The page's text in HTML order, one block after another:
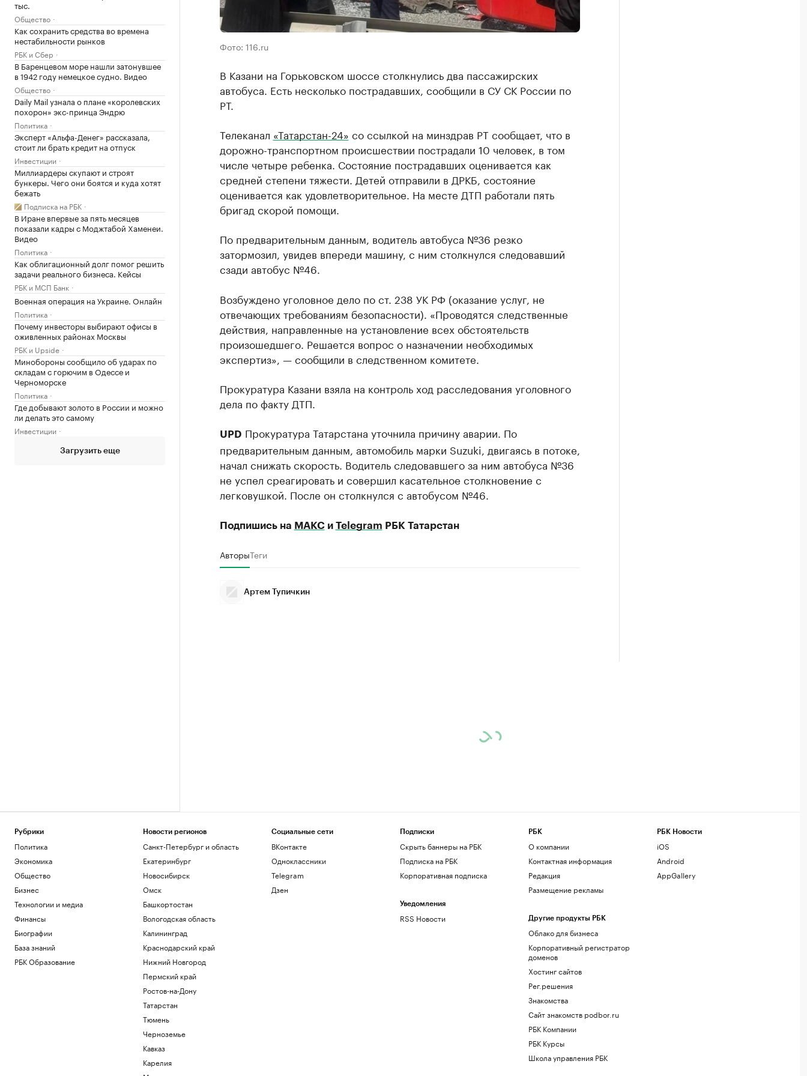
тыс.
Общество
Как сохранить средства во времена
нестабильности рынков
РБК и Сбер
В Баренцевом море нашли затонувшее
в 1942 году немецкое судно. Видео
Общество
Daily Mail узнала о плане «королевских
похорон» экс-принца Эндрю
Политика
Эксперт «Альфа-Денег» рассказала,
стоит ли брать кредит на отпуск
Инвестиции
Миллиардеры скупают и строят
бункеры. Чего они боятся и куда хотят
бежать
Подписка на РБК
В Иране впервые за пять месяцев
показали кадры с Моджтабой Хаменеи.
Видео
Политика
Как облигационный долг помог решить
задачи реального бизнеса. Кейсы
РБК и МСП Банк
Военная операция на Украине. Онлайн
Политика
Почему инвесторы выбирают офисы в
оживленных районах Москвы
РБК и Upside
Минобороны сообщило об ударах по
складам с горючим в Одессе и
Черноморске
Политика
Где добывают золото в России и можно
ли делать это самому
Инвестиции
Загрузить еще
Фото: 116.ru
В Казани на Горьковском шоссе столкнулись два пассажирских
автобуса. Есть несколько пострадавших, сообщили в СУ СК России по
РТ.
Телеканал «Татарстан-24» со ссылкой на минздрав РТ сообщает, что в
дорожно-транспортном происшествии пострадали 10 человек, в том
числе четыре ребенка. Состояние пострадавших оценивается как
средней степени тяжести. Детей отправили в ДРКБ, состояние
оценивается как удовлетворительное. На месте ДТП работали пять
бригад скорой помощи.
По предварительным данным, водитель автобуса №36 резко
затормозил, увидев впереди машину, с ним столкнулся следовавший
сзади автобус №46.
Возбуждено уголовное дело по ст. 238 УК РФ (оказание услуг, не
отвечающих требованиям безопасности). «Проводятся следственные
действия, направленные на установление всех обстоятельств
произошедшего. Решается вопрос о назначении необходимых
экспертиз», — сообщили в следственном комитете.
Прокуратура Казани взяла на контроль ход расследования уголовного
дела по факту ДТП.
UPD Прокуратура Татарстана уточнила причину аварии. По
предварительным данным, автомобиль марки Suzuki, двигаясь в потоке,
начал снижать скорость. Водитель следовавшего за ним автобуса №36
не успел среагировать и совершил касательное столкновение с
легковушкой. После он столкнулся с автобусом №46.
Подпишись на МАКСи Telegram РБК Татарстан
АвторыТеги
Артем Тупичкин
Рубрики
Политика
Экономика
Общество
Бизнес
Технологии и медиа
Финансы
Биографии
База знаний
РБК Образование
Новости регионов
Санкт-Петербург и область
Екатеринбург
Новосибирск
Омск
Башкортостан
Вологодская область
Калининград
Краснодарский край
Нижний Новгород
Пермский край
Ростов-на-Дону
Татарстан
Тюмень
Черноземье
Кавказ
Карелия
Социальные сети
ВКонтакте
Одноклассники
Telegram
Дзен
Подписки
Скрыть баннеры на РБК
Подписка на РБК
Корпоративная подписка
Уведомления
RSS Новости
РБК
О компании
Контактная информация
Редакция
Размещение рекламы
Другие продукты РБК
Облако для бизнеса
Корпоративный регистратор
доменов
Хостинг сайтов
Рег.решения
Знакомства
Сайт знакомств podbor.ru
РБК Компании
РБК Курсы
Школа управления РБК
РБК Новости
iOS
Android
AppGallery